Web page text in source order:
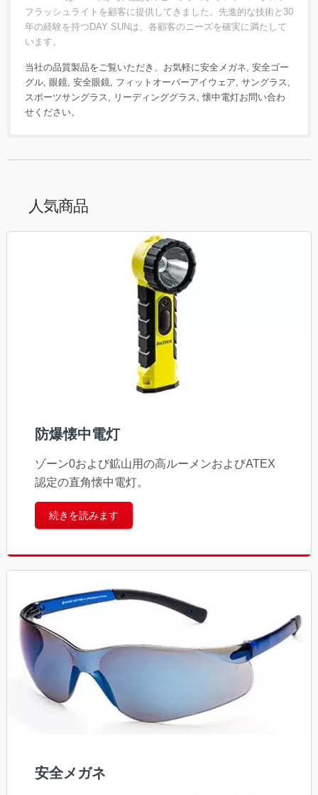
フラッシュライトを顧客に提供してきました。先進的な技術と30
年の経験を持つDAY SUNは、各顧客のニーズを確実に満たして
います。
当社の品質製品をご覧いただき、お気軽に安全メガネ 安全ゴー
グル 眼鏡 安全眼鏡 フィットオーバーアイウェア サングラス
スポーツサングラス
リーディンググラス 懐中電灯お問い合わ
せ ください。
人気商品
防爆懐中電灯
ゾーン0および鉱山用の高ルーメンおよびATEX
認定の直角懐中電灯。
続きを読みます
安全メガネ